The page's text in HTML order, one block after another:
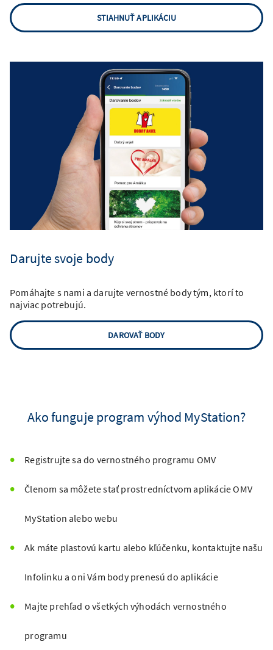
STIAHNUŤ APLIKÁCIU
Darujte svoje body
Pomáhajte s nami a darujte vernostné body tým, ktorí to
najviac potrebujú.
DAROVAŤ BODY
Ako funguje program výhod MyStation?
Registrujte sa do vernostného programu OMV
Členom sa môžete stať prostredníctvom aplikácie OMV
MyStation alebo webu
Ak máte plastovú kartu alebo kľúčenku, kontaktujte našu
Infolinku a oni Vám body prenesú do aplikácie
Majte prehľad o všetkých výhodách vernostného
programu